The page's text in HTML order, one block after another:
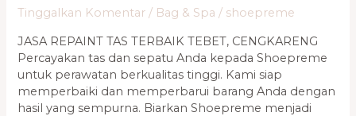
Tinggalkan Komentar / Bag & Spa / shoepreme
JASA REPAINT TAS TERBAIK TEBET, CENGKARENG
Percayakan tas dan sepatu Anda kepada Shoepreme
untuk perawatan berkualitas tinggi. Kami siap
memperbaiki dan memperbarui barang Anda dengan
hasil yang sempurna. Biarkan Shoepreme menjadi
Tebet,
0821-
1136-
2002